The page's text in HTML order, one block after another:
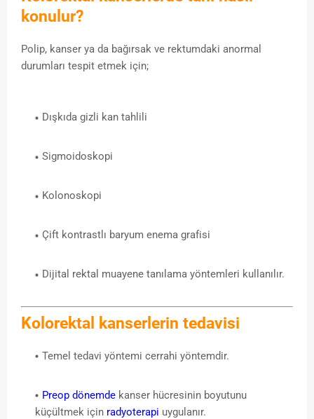
konulur?
Polip, kanser ya da bağırsak ve rektumdaki anormal
durumları tespit etmek için;
Dışkıda gizli kan tahlili
Sigmoidoskopi
Kolonoskopi
Çift kontrastlı baryum enema grafisi
Dijital rektal muayene tanılama yöntemleri kullanılır.
Kolorektal kanserlerin tedavisi
Temel tedavi yöntemi cerrahi yöntemdir.
Preop dönemde kanser hücresinin boyutunu
küçültmek için radyoterapi uygulanır.